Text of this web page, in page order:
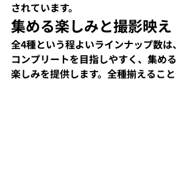
されています。​
集める楽しみと撮影映え
全4種という程よいラインナップ数は、
コンプリートを目指しやすく、集める
楽しみを提供します。全種揃えること